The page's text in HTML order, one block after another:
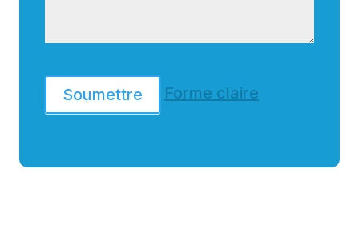
Soumettre Forme claire